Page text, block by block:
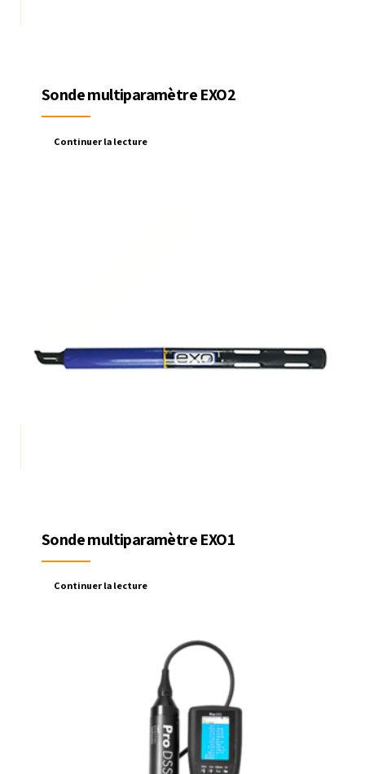
Sonde multiparamètre EXO2
Continuer la lecture
Sonde multiparamètre EXO1
Continuer la lecture